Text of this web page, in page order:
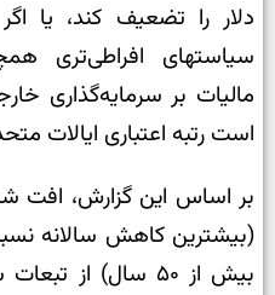
دلار را تضعیف کند، یا
سیاست­های افراطی‌تری
مالیات بر سرمایه‌گذاری
است رتبه اعتباری ایالات
بر اساس این گزارش، افت
(بیشترین کاهش سالانه
بیش از ۵۰
سال) از